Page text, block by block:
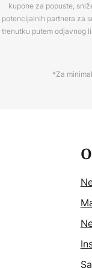
kupone za popuste,
potencijalnih partnera za
trenutku putem odjavnog
*Za